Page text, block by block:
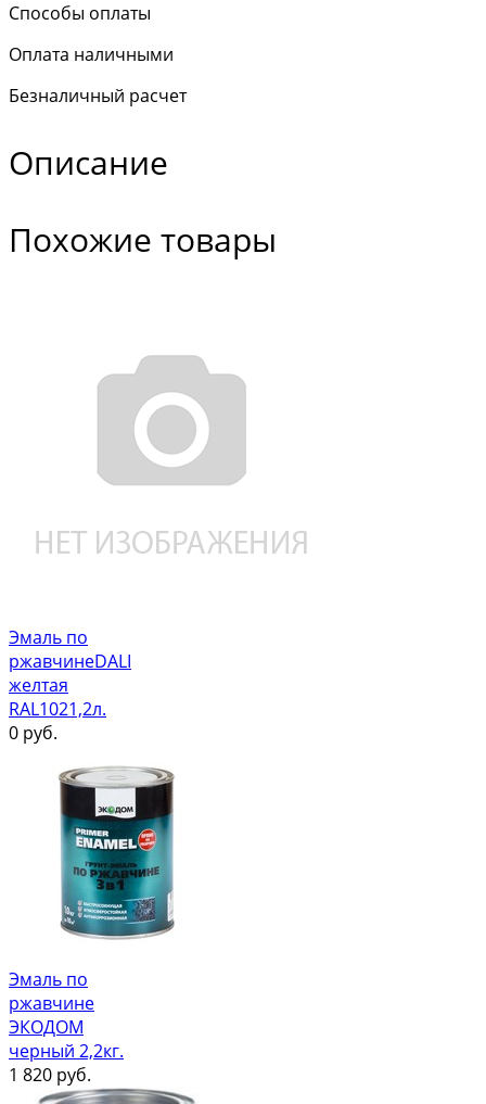
Способы оплаты
Оплата наличными
Безналичный расчет
Описание
Похожие товары
Эмаль по
ржавчинеDALI
желтая
RAL1021,2л.
0 руб.
Эмаль по
ржавчине
ЭКОДОМ
черный 2,2кг.
1 820 руб.